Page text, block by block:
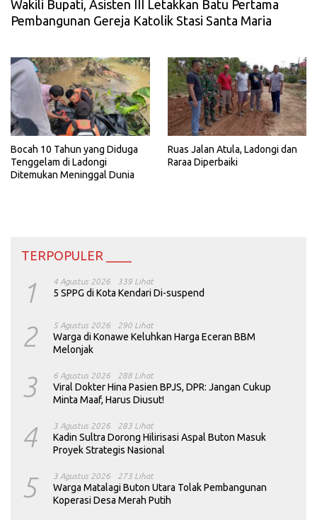
Wakili Bupati, Asisten III Letakkan Batu Pertama
Pembangunan Gereja Katolik Stasi Santa Maria
Bocah 10 Tahun yang Diduga
Tenggelam di Ladongi
Ditemukan Meninggal Dunia
Ruas Jalan Atula, Ladongi dan
Raraa Diperbaiki
TERPOPULER ____
1 4 Agustus 2026 339 Lihat
5 SPPG di Kota Kendari Di-suspend
2 5 Agustus 2026 290 Lihat
Warga di Konawe Keluhkan Harga Eceran BBM
Melonjak
3 6 Agustus 2026 288 Lihat
Viral Dokter Hina Pasien BPJS, DPR: Jangan Cukup
Minta Maaf, Harus Diusut!
4 3 Agustus 2026 283 Lihat
Kadin Sultra Dorong Hilirisasi Aspal Buton Masuk
Proyek Strategis Nasional
5 3 Agustus 2026 273 Lihat
Warga Matalagi Buton Utara Tolak Pembangunan
Koperasi Desa Merah Putih